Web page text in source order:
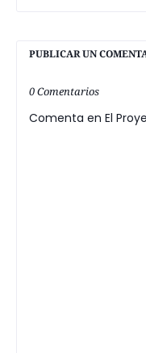
PUBLICAR UN
0 Comentarios
Comenta en El